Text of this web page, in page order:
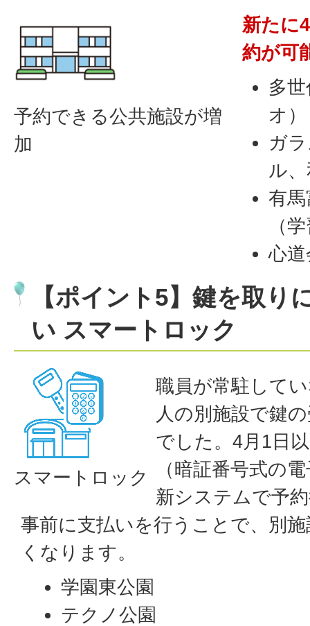
予約できる公共施設が増
加
新たに
約が可
多
オ）
ガ
ル
有
（
心
【ポイント5】鍵を取り
い スマートロック
スマートロック
職員が常駐して
人の別施設で鍵
でした。4月1日
（暗証番号式の
新システムで予
事前に支払いを行うことで、別
くなります。
学園東公園
テクノ公園